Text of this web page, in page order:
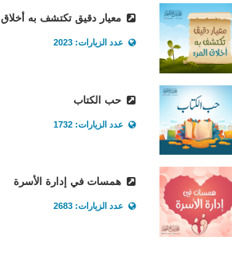
معيار دقيق تكتشف به أخلاق
عدد الزيارات: 2023
حب الكتاب
عدد الزيارات: 1732
همسات في إدارة الأسرة
عدد الزيارات: 2683